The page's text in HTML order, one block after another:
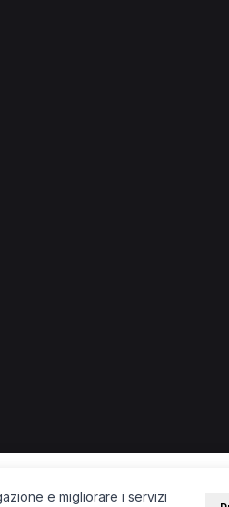
e migliorare i servizi